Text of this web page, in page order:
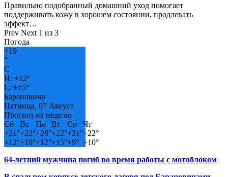
Правильно подобранный домашний уход помогает
поддерживать кожу в хорошем состоянии, продлевать
эффект…
Prev Next 1 из 3
Погода
+19
°
C
H: +22°
L: +15°
Барановичи
Пятница, 07 Август
Прогноз на неделю
Сб
Вс Пн Вт Ср
Чт
+21°+22°+28°+22°+21°+22°
+12°+10°+12°+15°+9° +10°
64-летний мужчина погиб во время работы с мотоблоком